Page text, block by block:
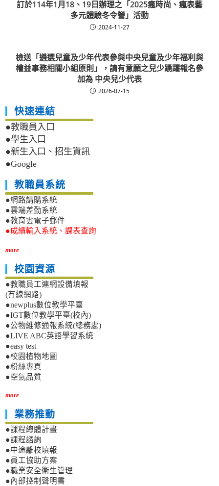
訂於114年1月18、19日辦理之「2025瘋時尚、瘋表藝
多元體驗冬令營」活動
2024-11-27
檢送「遴選兒童及少年代表參與中央兒童及少年福利與
權益事務相關小組原則」，請有意願之兒少踴躍報名參
加為 中央兒少代表
2026-07-15
快速連結
●教職員入口
●學生入口
●新生入口、招生資訊
●Google
教職員系統
●網路請購系統
●雲端差勤系統
●教育雲電子郵件
●成績輸入系統、課表查詢
more
校園資源
●教職員工連網設備填報
(有線網路)
●newplus數位教學平臺
●IGT數位教學平臺(校內)
●公物維修通報系統(總務處)
●LIVE ABC英語學習系統
●easy test
●校園植物地圖
●粉絲專頁
●空氣品質
more
業務推動
●課程總體計畫
●課程諮詢
●中途離校填報
●員工協助方案
●職業安全衛生管理
●內部控制聲明書